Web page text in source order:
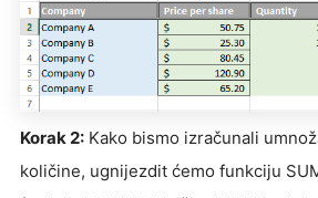
Korak 2: Kako bismo izračunali
količine, ugnijezdit ćemo funkciju